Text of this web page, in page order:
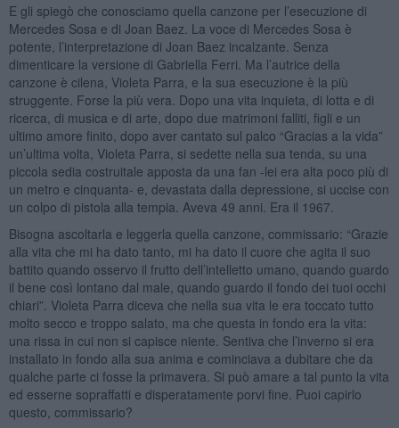
E gli spiegò che conosciamo quella canzone per l’esecuzione di
Mercedes Sosa e di Joan Baez. La voce di Mercedes Sosa è
potente, l’interpretazione di Joan Baez incalzante. Senza
dimenticare la versione di Gabriella Ferri. Ma l’autrice della
canzone è cilena, Violeta Parra, e la sua esecuzione è la più
struggente. Forse la più vera. Dopo una vita inquieta, di lotta e di
ricerca, di musica e di arte, dopo due matrimoni falliti, figli e un
ultimo amore finito, dopo aver cantato sul palco “Gracias a la vida”
un’ultima volta, Violeta Parra, si sedette nella sua tenda, su una
piccola sedia costruitale apposta da una fan -lei era alta poco più di
un metro e cinquanta- e, devastata dalla depressione, si uccise con
un colpo di pistola alla tempia. Aveva 49 anni. Era il 1967.
Bisogna ascoltarla e leggerla quella canzone, commissario: “Grazie
alla vita che mi ha dato tanto, mi ha dato il cuore che agita il suo
battito quando osservo il frutto dell’intelletto umano, quando guardo
il bene così lontano dal male, quando guardo il fondo dei tuoi occhi
chiari”. Violeta Parra diceva che nella sua vita le era toccato tutto
molto secco e troppo salato, ma che questa in fondo era la vita:
una rissa in cui non si capisce niente. Sentiva che l’inverno si era
installato in fondo alla sua anima e cominciava a dubitare che da
qualche parte ci fosse la primavera. Si può amare a tal punto la vita
ed esserne sopraffatti e disperatamente porvi fine. Puoi capirlo
questo, commissario?